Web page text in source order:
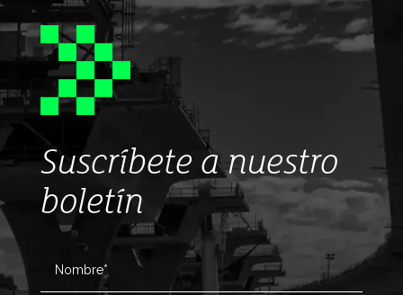
Suscríbete a nuestro
boletín